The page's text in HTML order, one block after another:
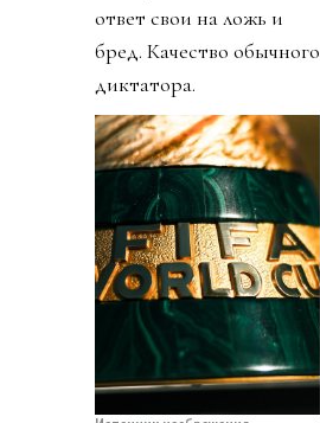
ответ свои на ложь и
бред. Качество обычного
диктатора.